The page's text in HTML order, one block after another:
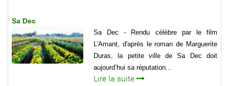
Sa Dec
Sa Dec - Rendu célèbre par le film
L'Amant, d'après le roman de Marguerite
Duras, la petite ville de Sa Dec doit
aujourd’hui sa réputation...
Lire la suite